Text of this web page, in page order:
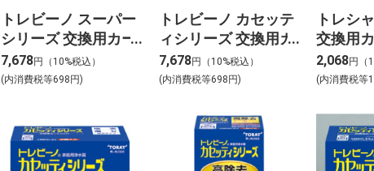
トレビーノ スーパー
シリーズ 交換用カー
トリッジ 高除去タイ
プ STC.V2J 【２個入
7,678円（10%税込）
(内消費税等698円)
トレビーノ カセッテ
ィシリーズ 交換用カ
ートリッジ 高除去コ
ンパクトタイプ
7,678円（10%税込）
(内消費税等698円)
トレシ
交換用
2,068円（
(内消費税等